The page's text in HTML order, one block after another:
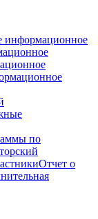
информационное
по
Отчет о